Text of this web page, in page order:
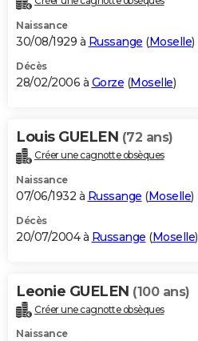
Naissance
30/08/1929 à Russange (Moselle)
Décès
28/02/2006 à Gorze (Moselle)
Louis GUELEN (72 ans)
Créer une cagnotte obsèques
Naissance
07/06/1932 à Russange (Moselle)
Décès
20/07/2004 à Russange (Moselle)
Leonie GUELEN (100 ans)
Créer une cagnotte obsèques
Naissance